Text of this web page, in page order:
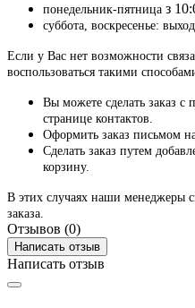
понедельник-пятница з
суббота, воскресенье:
Если у Вас нет возможности
воспользоваться такими
Вы можете сделать заказ
странице контактов.
Оформить заказ письмом
Сделать заказ путем
корзину.
В этих случаях наши менеджеры
заказа.
Отзывов (0)
Написать отзыв
Написать отзыв